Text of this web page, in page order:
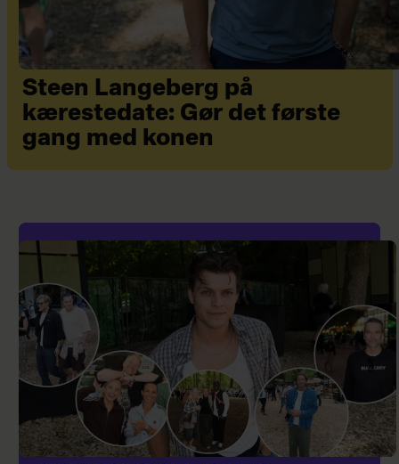
Steen Langeberg på
kærestedate: Gør det første
gang med konen